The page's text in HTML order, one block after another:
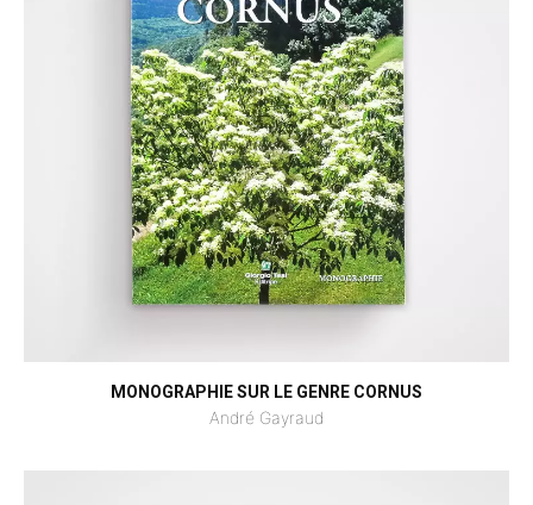
MONOGRAPHIE SUR LE GENRE CORNUS
André Gayraud